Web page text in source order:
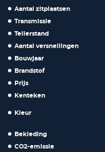
Aantal zitplaatsen
Transmissie
Tellerstand
Aantal versnellingen
Bouwjaar
Brandstof
Prijs
Kenteken
Kleur
Bekleding
CO2-emissie